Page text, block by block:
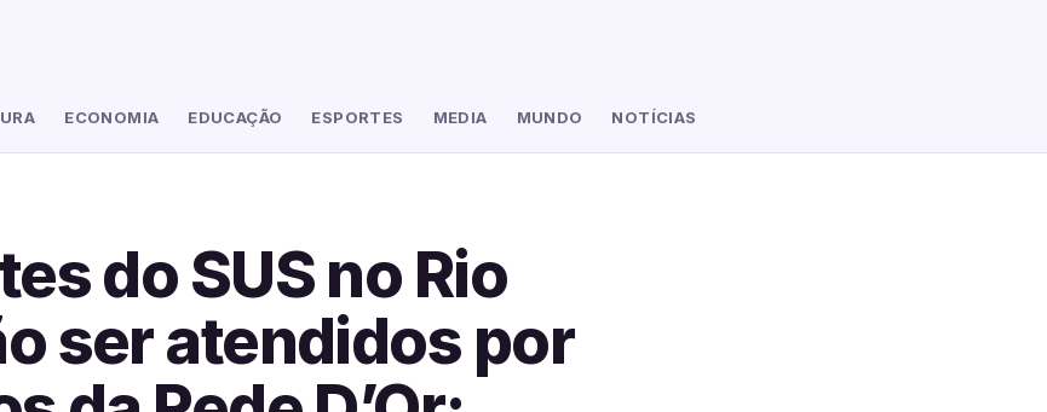
ECONOMIA EDUCAÇÃO ESPORTES MEDIA MUNDO NOTÍCIAS
do SUS no Rio
ser atendidos por